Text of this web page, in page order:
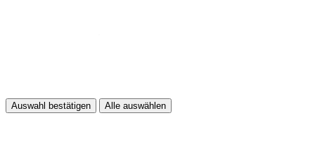
Auswahl bestätigen Alle auswählen